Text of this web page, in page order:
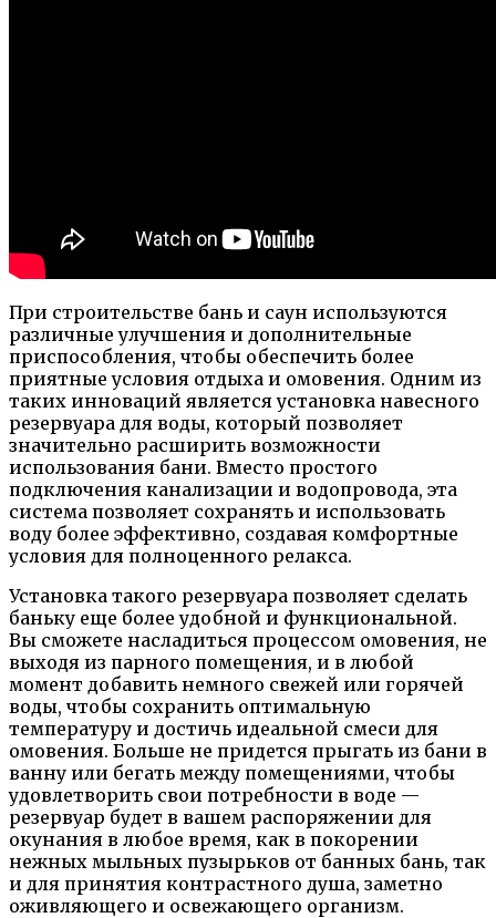
При строительстве бань и саун используются
различные улучшения и дополнительные
приспособления, чтобы обеспечить более
приятные условия отдыха и омовения. Одним из
таких инноваций является установка навесного
резервуара для воды, который позволяет
значительно расширить возможности
использования бани. Вместо простого
подключения канализации и водопровода, эта
система позволяет сохранять и использовать
воду более эффективно, создавая комфортные
условия для полноценного релакса.
Установка такого резервуара позволяет сделать
баньку еще более удобной и функциональной.
Вы сможете насладиться процессом омовения, не
выходя из парного помещения, и в любой
момент добавить немного свежей или горячей
воды, чтобы сохранить оптимальную
температуру и достичь идеальной смеси для
омовения. Больше не придется прыгать из бани в
ванну или бегать между помещениями, чтобы
удовлетворить свои потребности в воде —
резервуар будет в вашем распоряжении для
окунания в любое время, как в покорении
нежных мыльных пузырьков от банных бань, так
и для принятия контрастного душа, заметно
оживляющего и освежающего организм.